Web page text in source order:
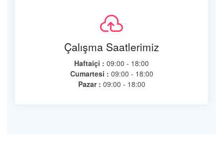
Çalışma Saatlerimiz
Haftaiçi : 09:00 - 18:00
Cumartesi : 09:00 - 18:00
Pazar : 09:00 - 18:00